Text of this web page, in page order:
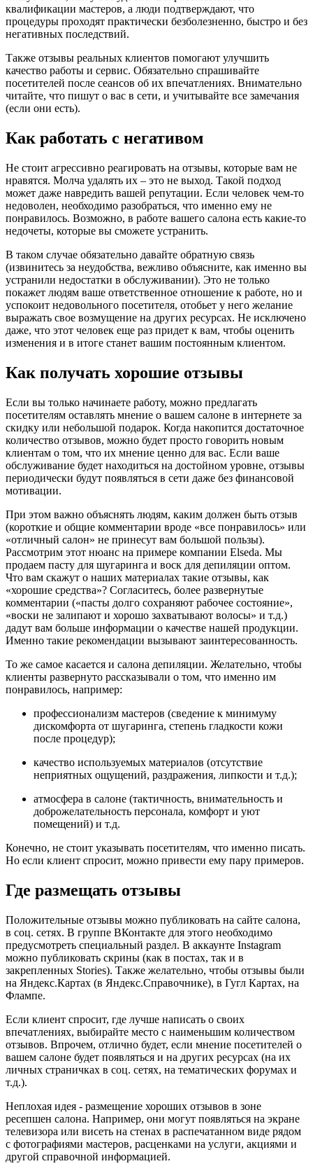
квалификации мастеров, а люди подтверждают, что
процедуры проходят практически безболезненно, быстро и без
негативных последствий.
Также отзывы реальных клиентов помогают улучшить
качество работы и сервис. Обязательно спрашивайте
посетителей после сеансов об их впечатлениях. Внимательно
читайте, что пишут о вас в сети, и учитывайте все замечания
(если они есть).
Как работать с негативом
Не стоит агрессивно реагировать на отзывы, которые вам не
нравятся. Молча удалять их – это не выход. Такой подход
может даже навредить вашей репутации. Если человек чем-то
недоволен, необходимо разобраться, что именно ему не
понравилось. Возможно, в работе вашего салона есть какие-то
недочеты, которые вы сможете устранить.
В таком случае обязательно давайте обратную связь
(извинитесь за неудобства, вежливо объясните, как именно вы
устранили недостатки в обслуживании). Это не только
покажет людям ваше ответственное отношение к работе, но и
успокоит недовольного посетителя, отобьет у него желание
выражать свое возмущение на других ресурсах. Не исключено
даже, что этот человек еще раз придет к вам, чтобы оценить
изменения и в итоге станет вашим постоянным клиентом.
Как получать хорошие отзывы
Если вы только начинаете работу, можно предлагать
посетителям оставлять мнение о вашем салоне в интернете за
скидку или небольшой подарок. Когда накопится достаточное
количество отзывов, можно будет просто говорить новым
клиентам о том, что их мнение ценно для вас. Если ваше
обслуживание будет находиться на достойном уровне, отзывы
периодически будут появляться в сети даже без финансовой
мотивации.
При этом важно объяснять людям, каким должен быть отзыв
(короткие и общие комментарии вроде «все понравилось» или
«отличный салон» не принесут вам большой пользы).
Рассмотрим этот нюанс на примере компании Elseda. Мы
продаем пасту для шугаринга и воск для депиляции оптом.
Что вам скажут о наших материалах такие отзывы, как
«хорошие средства»? Согласитесь, более развернутые
комментарии («пасты долго сохраняют рабочее состояние»,
«воски не залипают и хорошо захватывают волосы» и т.д.)
дадут вам больше информации о качестве нашей продукции.
Именно такие рекомендации вызывают заинтересованность.
То же самое касается и салона депиляции. Желательно, чтобы
клиенты развернуто рассказывали о том, что именно им
понравилось, например:
профессионализм мастеров (сведение к минимуму
дискомфорта от шугаринга, степень гладкости кожи
после процедур);
качество используемых материалов (отсутствие
неприятных ощущений, раздражения, липкости и т.д.);
атмосфера в салоне (тактичность, внимательность и
доброжелательность персонала, комфорт и уют
помещений) и т.д.
Конечно, не стоит указывать посетителям, что именно писать.
Но если клиент спросит, можно привести ему пару примеров.
Где размещать отзывы
Положительные отзывы можно публиковать на сайте салона,
в соц. сетях. В группе ВКонтакте для этого необходимо
предусмотреть специальный раздел. В аккаунте Instagram
можно публиковать скрины (как в постах, так и в
закрепленных Stories). Также желательно, чтобы отзывы были
на Яндекс.Картах (в Яндекс.Справочнике), в Гугл Картах, на
Флампе.
Если клиент спросит, где лучше написать о своих
впечатлениях, выбирайте место с наименьшим количеством
отзывов. Впрочем, отлично будет, если мнение посетителей о
вашем салоне будет появляться и на других ресурсах (на их
личных страничках в соц. сетях, на тематических форумах и
т.д.).
Неплохая идея - размещение хороших отзывов в зоне
ресепшен салона. Например, они могут появляться на экране
телевизора или висеть на стенах в распечатанном виде рядом
с фотографиями мастеров, расценками на услуги, акциями и
другой справочной информацией.